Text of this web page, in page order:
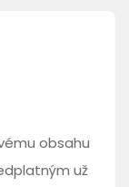
obsahu
už